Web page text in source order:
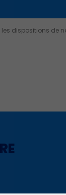
dispositions de